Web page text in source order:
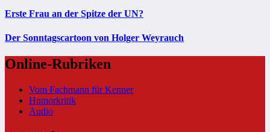
Erste Frau an der Spitze der UN?
Der Sonntagscartoon von Holger Weyrauch
Online-Rubriken
Vom Fachmann für Kenner
Humorkritik
Audio